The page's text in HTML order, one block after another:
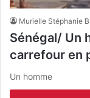
Murielle Stéphanie
Sénégal/ Un
carrefour en
Un homme